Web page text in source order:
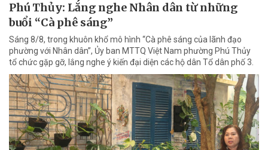
Phú Thủy: Lắng nghe Nhân dân từ những
buổi “Cà phê sáng”
Sáng 8/8, trong khuôn khổ mô hình “Cà phê sáng của lãnh đạo
phường với Nhân dân”, Ủy ban MTTQ Việt Nam phường Phú Thủy
tổ chức gặp gỡ, lắng nghe ý kiến đại diện các hộ dân Tổ dân phố 3.